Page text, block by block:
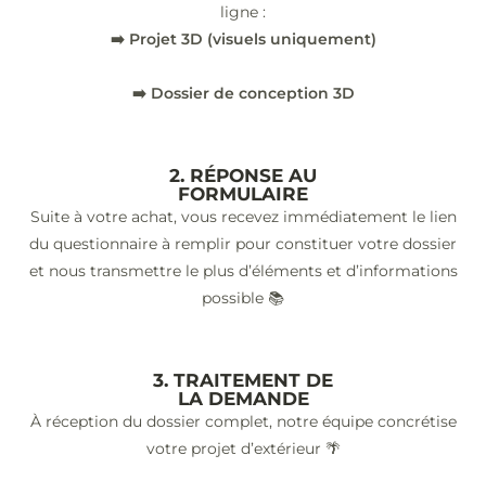
ligne :
➡️ Projet 3D (visuels uniquement)
➡️ Dossier de conception 3D
2. RÉPONSE AU
FORMULAIRE
Suite à votre achat, vous recevez immédiatement le lien
du questionnaire à remplir pour constituer votre dossier
et nous transmettre le plus d’éléments et d’informations
possible 📚
3. TRAITEMENT DE
LA DEMANDE
À réception du dossier complet, notre équipe concrétise
votre projet d’extérieur 🌴